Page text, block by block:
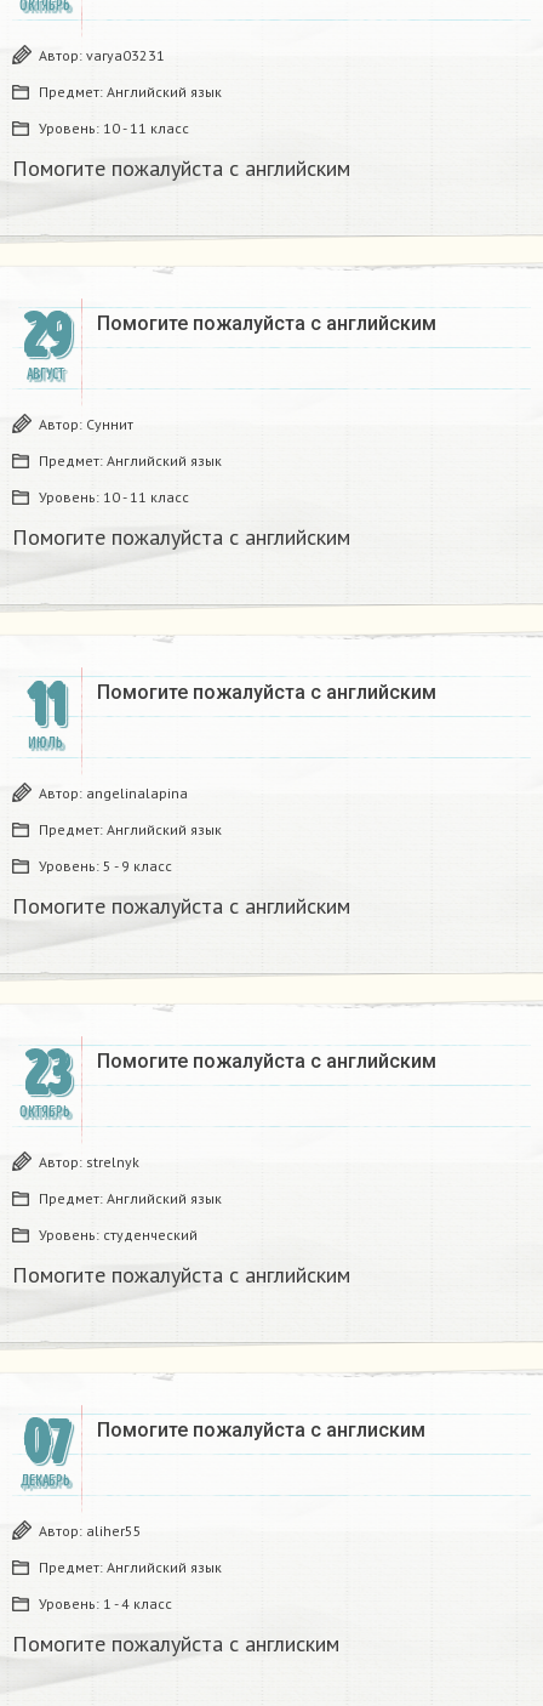
ОКТЯБРЬ
Автор: varya03231
Предмет: Английский язык
Уровень: 10 - 11 класс
Помогите пожалуйста с английским
29
АВГУСТ
Помогите пожалуйста с английским
Автор: Суннит
Предмет: Английский язык
Уровень: 10 - 11 класс
Помогите пожалуйста с английским
11
ИЮЛЬ
Помогите пожалуйста с английским
Автор: angelinalapina
Предмет: Английский язык
Уровень: 5 - 9 класс
Помогите пожалуйста с английским
23
ОКТЯБРЬ
Помогите пожалуйста с английским
Автор: strelnyk
Предмет: Английский язык
Уровень: студенческий
Помогите пожалуйста с английским
07
ДЕКАБРЬ
Помогите пожалуйста с англиским
Автор: aliher55
Предмет: Английский язык
Уровень: 1 - 4 класс
Помогите пожалуйста с англиским